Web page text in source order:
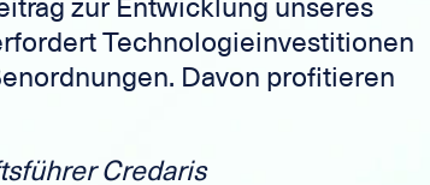
zur Entwicklung unseres
Technologieinvestitionen
Davon profitieren
Credaris